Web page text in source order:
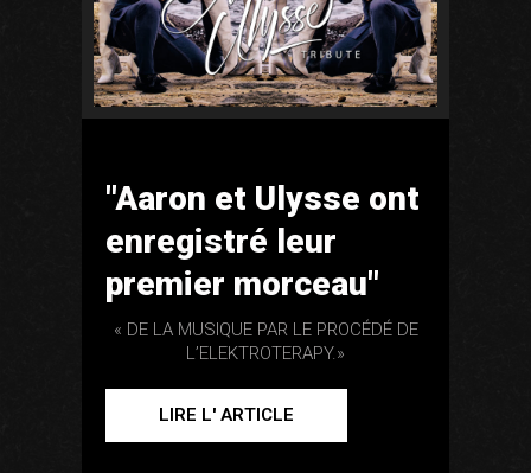
"Aaron et Ulysse ont
enregistré leur
premier morceau"
« DE LA MUSIQUE PAR LE PROCÉDÉ DE
L’ELEKTROTERAPY.»
LIRE L' ARTICLE